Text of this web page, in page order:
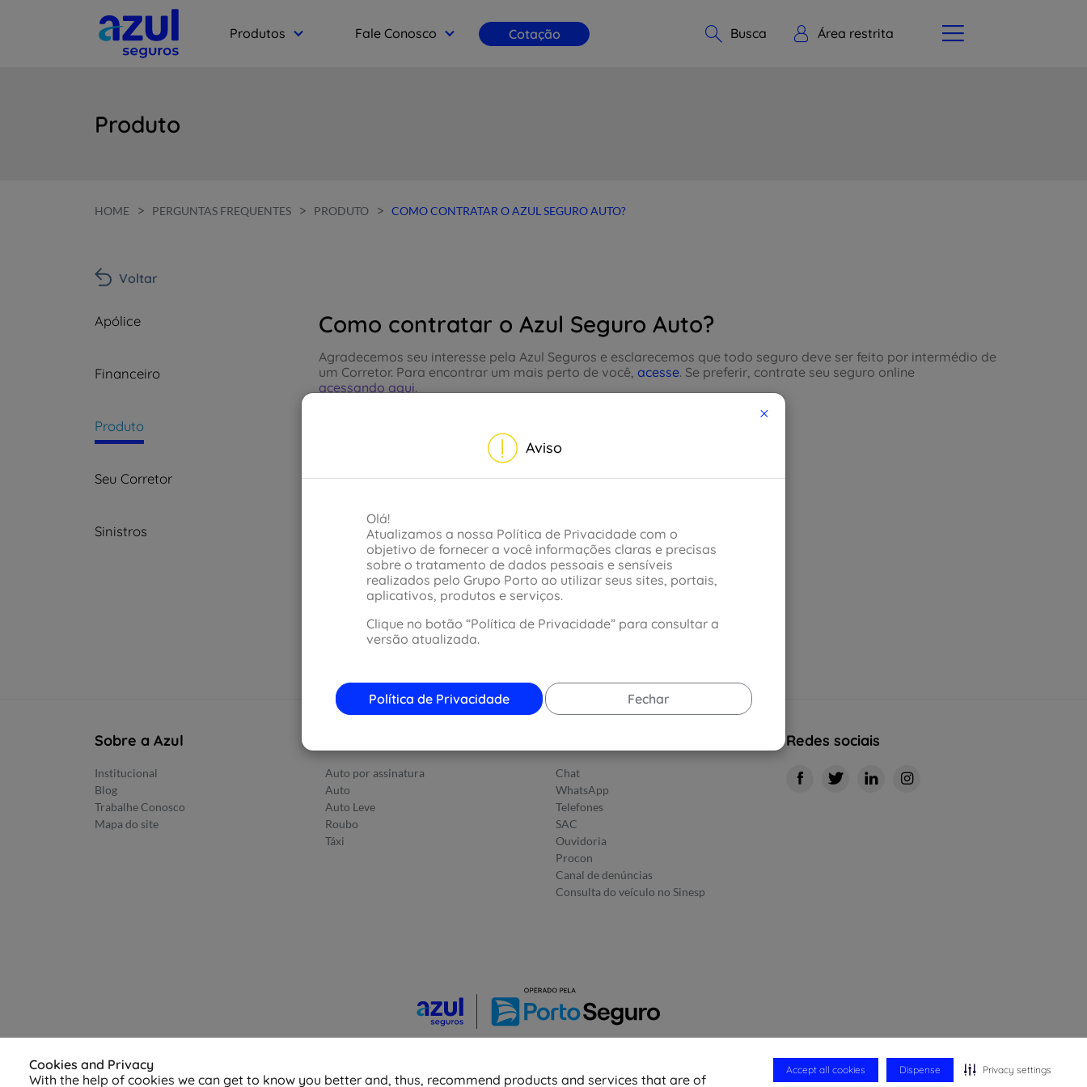
Cookies and Privacy
With the help of cookies we can get to know you better and, thus, recommend products and services that are of
Accept all cookies Dispense Privacy settings
Produtos Fale Conosco Cotação Busca Área restrita
Produto
HOME > PERGUNTAS FREQUENTES > PRODUTO > COMO CONTRATAR O AZUL SEGURO AUTO?
Voltar
Apólice
Financeiro
Produto
Seu Corretor
Sinistros
Como contratar o Azul Seguro Auto?
Agradecemos seu interesse pela Azul Seguros e esclarecemos que todo seguro deve ser feito por intermédio de
um Corretor. Para encontrar um mais perto de você, acesse. Se preferir, contrate seu seguro online
acessando aqui.
Sobre a Azul
Institucional
Blog
Trabalhe Conosco
Mapa do site
Auto por assinatura
Auto
Auto Leve
Roubo
Táxi
Chat
WhatsApp
Telefones
SAC
Ouvidoria
Procon
Canal de denúncias
Consulta do veículo no Sinesp
Redes sociais
© 2026 Azul Seguros - Todos os direitos reservados
Aviso
×
Olá!
Atualizamos a nossa Política de Privacidade com o
objetivo de fornecer a você informações claras e precisas
sobre o tratamento de dados pessoais e sensíveis
realizados pelo Grupo Porto ao utilizar seus sites, portais,
aplicativos, produtos e serviços.
Clique no botão “Política de Privacidade” para consultar a
versão atualizada.
Política de Privacidade Fechar